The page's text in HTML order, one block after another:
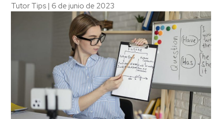
Tutor Tips | 6 de junio de 2023